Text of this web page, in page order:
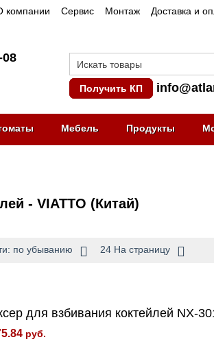
компании Сервис Монтаж Доставка и
08
Получить КП
Мебель Продукты
- VIATTO (Китай)
по убыванию 24 На страницу
для взбивания коктейлей NX-
руб.